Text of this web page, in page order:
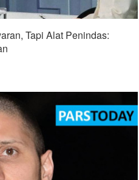
Tapi Alat Penindas: